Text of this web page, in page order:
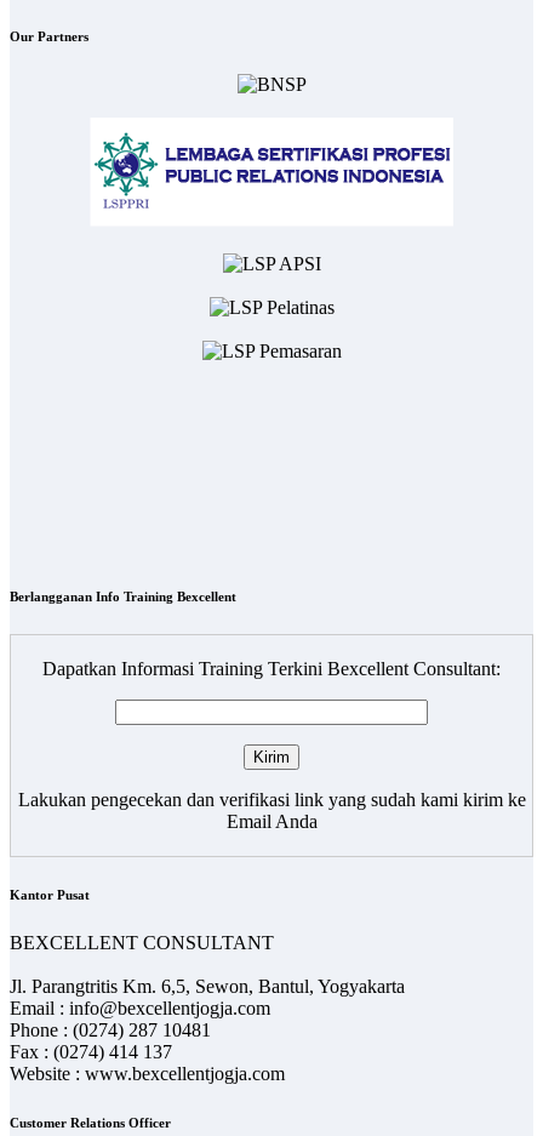
Our Partners
Berlangganan Info Training Bexcellent
Dapatkan Informasi Training Terkini Bexcellent Consultant:
Lakukan pengecekan dan verifikasi link yang sudah kami kirim ke
Email Anda
Kantor Pusat
BEXCELLENT CONSULTANT
Jl. Parangtritis Km. 6,5, Sewon, Bantul, Yogyakarta
Email : info@bexcellentjogja.com
Phone : (0274) 287 10481
Fax : (0274) 414 137
Website : www.bexcellentjogja.com
Customer Relations Officer